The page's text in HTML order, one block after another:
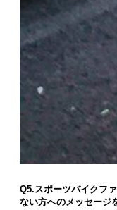
Q5.スポーツバイクフ
ない方へのメッセージ